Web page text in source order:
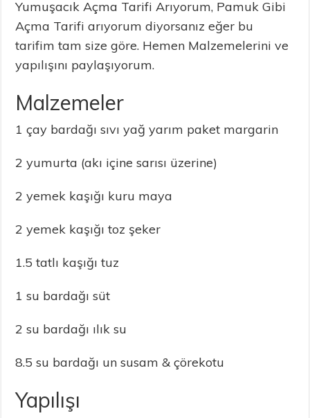
Yumuşacık Açma Tarifi Arıyorum, Pamuk Gibi
Açma Tarifi arıyorum diyorsanız eğer bu
tarifim tam size göre. Hemen Malzemelerini ve
yapılışını paylaşıyorum.
Malzemeler
1 çay bardağı sıvı yağ yarım paket margarin
2 yumurta (akı içine sarısı üzerine)
2 yemek kaşığı kuru maya
2 yemek kaşığı toz şeker
1.5 tatlı kaşığı tuz
1 su bardağı süt
2 su bardağı ılık su
8.5 su bardağı un susam & çörekotu
Yapılışı